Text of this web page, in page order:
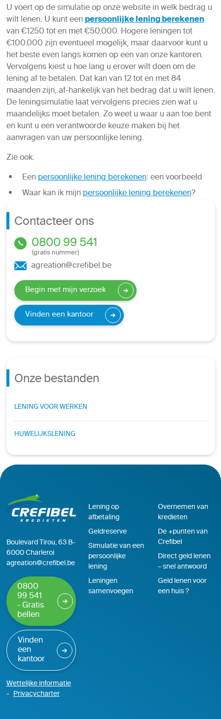
U voert op de simulatie op onze website in welk bedrag u
wilt lenen. U kunt eenpersoonlijke lening berekenen
van €1250 tot en met €50.000. Hogere leningen tot
€100.000 zijn eventueel mogelijk, maar daarvoor kunt u
het beste even langs komen op een van onze kantoren.
Vervolgens kiest u hoe lang u erover wilt doen om de
lening af te betalen. Dat kan van 12 tot en met 84
maanden zijn, af-hankelijk van het bedrag dat u wilt lenen.
De leningsimulatie laat vervolgens precies zien wat u
maandelijks moet betalen. Zo weet u waar u aan toe bent
en kunt u een verantwoorde keuze maken bij het
aanvragen van uw persoonlijke lening.
Zie ook:
Eenpersoonlijke lening berekenen: een voorbeeld
Waar kan ik mijnpersoonlijke lening berekenen?
Contacteer ons
0800 99 541
(gratis nummer)
agreation@crefibel.be
Begin met mijn verzoek
Vinden een kantoor
Onze bestanden
LENING VOOR WERKEN
HUWELIJKSLENING
Boulevard Tirou, 63 B-
6000 Charleroi
agreation@crefibel.be
0800
99 541
- Gratis
bellen
Vinden
een
kantoor
Wettelijke informatie
Privacycharter
Lening op
afbetaling
Geldreserve
Simulatie van een
persoonlijke
lening
Leningen
samenvoegen
Overnemen van
kredieten
De +punten van
Crefibel
Direct geld lenen
– snel antwoord
Geld lenen voor
een huis ?